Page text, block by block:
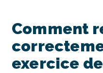
Comment
exercice